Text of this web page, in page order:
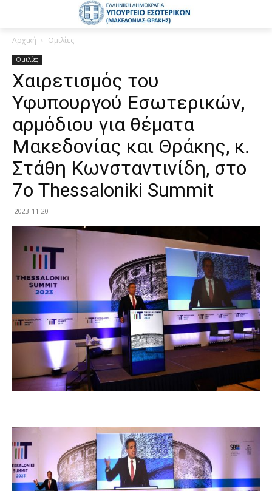
Αρχική Ομιλίες
Ομιλίες
Χαιρετισμός του
Υφυπουργού Εσωτερικών,
αρμόδιου για θέματα
Μακεδονίας και Θράκης, κ.
Στάθη Κωνσταντινίδη, στο
7ο Thessaloniki Summit
2023-11-20